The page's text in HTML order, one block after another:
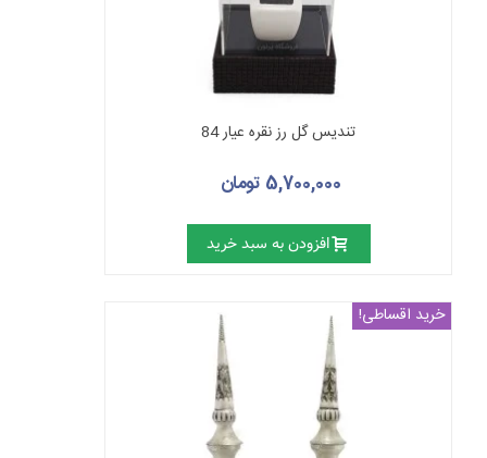
تندیس گل رز نقره عیار 84
5,700,000 تومان
افزودن به سبد خرید
خرید اقساطی!